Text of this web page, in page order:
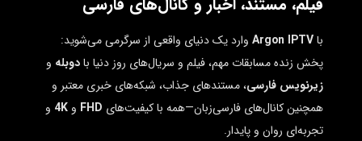
باArgon IPTV وارد یک دنیای واقعی از سرگرمی می‌شوید:
پخش زنده مسابقات مهم، فیلم و سریال‌های روز دنیا بادوبله و
زیرنویس فارسی، مستندهای جذاب، شبکه‌های خبری معتبر و
همچنین کانال‌های فارسی‌زبان—همه با کیفیت‌های FHD و 4K و
تجربه‌ای روان و پایدار.